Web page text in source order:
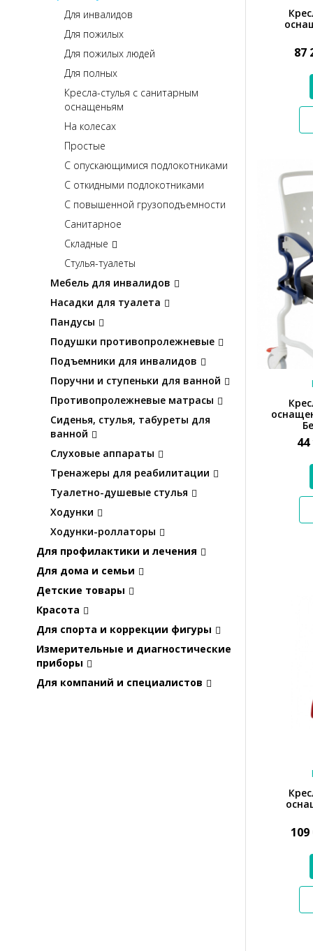
Для инвалидов
Для пожилых
Для пожилых людей
Для полных
Кресла-стулья с санитарным
оснащеньям
На колесах
Простые
С опускающимися подлокотниками
С откидными подлокотниками
С повышенной грузоподъемности
Санитарное
Складные
Стулья-туалеты
Мебель для инвалидов
Насадки для туалета
Пандусы
Подушки противопролежневые
Подъемники для инвалидов
Поручни и ступеньки для ванной
Противопролежневые матрасы
Сиденья, стулья, табуреты для
ванной
Слуховые аппараты
Тренажеры для реабилитации
Туалетно-душевые стулья
Ходунки
Ходунки-роллаторы
Для профилактики и лечения
Для дома и семьи
Детские товары
Красота
Для спорта и коррекции фигуры
Измерительные и диагностические
приборы
Для компаний и специалистов
87
44
109